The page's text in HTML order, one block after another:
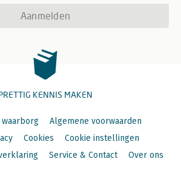
Aanmelden
KENNIS MAKEN
Algemene voorwaarden
Cookies
Cookie instellingen
Service & Contact Over ons